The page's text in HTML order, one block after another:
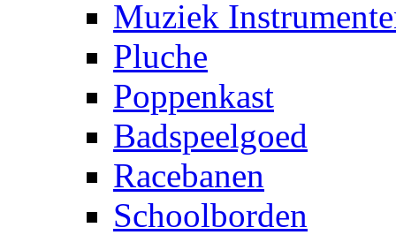
Muziek
Pluche
Poppenkast
Badspeelgoed
Racebanen
Schoolborden